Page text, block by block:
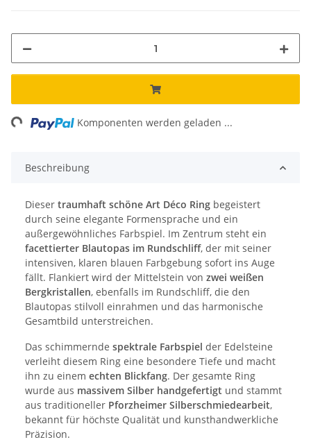
Komponenten werden geladen ...
Beschreibung
Dieser traumhaft schöne Art Déco Ring begeistert
durch seine elegante Formensprache und ein
außergewöhnliches Farbspiel. Im Zentrum steht ein
facettierter Blautopas im Rundschliff, der mit seiner
intensiven, klaren blauen Farbgebung sofort ins Auge
fällt. Flankiert wird der Mittelstein von zwei weißen
Bergkristallen, ebenfalls im Rundschliff, die den
Blautopas stilvoll einrahmen und das harmonische
Gesamtbild unterstreichen.
Das schimmernde spektrale Farbspiel der Edelsteine
verleiht diesem Ring eine besondere Tiefe und macht
ihn zu einem echten Blickfang. Der gesamte Ring
wurde aus massivem Silber handgefertigt und stammt
aus traditioneller Pforzheimer Silberschmiedearbeit,
bekannt für höchste Qualität und kunsthandwerkliche
Präzision.